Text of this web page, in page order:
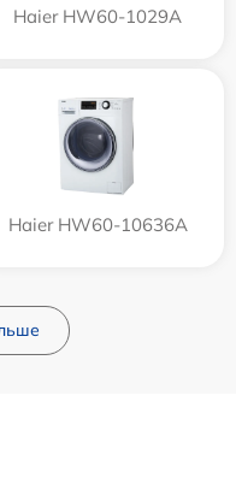
Haier HW60-1029A
Haier HW60-10636A